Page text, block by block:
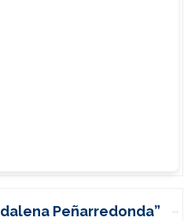
Peñarredonda”